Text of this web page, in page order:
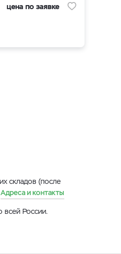
цена по заявке
складов (после
Адреса и контакты
всей России.